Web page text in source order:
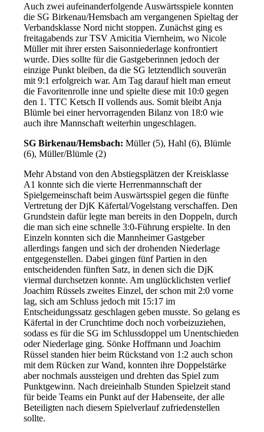
Auch zwei aufeinanderfolgende Auswärtsspiele konnten
die SG Birkenau/Hemsbach am vergangenen Spieltag der
Verbandsklasse Nord nicht stoppen. Zunächst ging es
freitagabends zur TSV Amicitia Viernheim, wo Nicole
Müller mit ihrer ersten Saisonniederlage konfrontiert
wurde. Dies sollte für die Gastgeberinnen jedoch der
einzige Punkt bleiben, da die SG letztendlich souverän
mit 9:1 erfolgreich war. Am Tag darauf hielt man erneut
die Favoritenrolle inne und spielte diese mit 10:0 gegen
den 1. TTC Ketsch II vollends aus. Somit bleibt Anja
Blümle bei einer hervorragenden Bilanz von 18:0 wie
auch ihre Mannschaft weiterhin ungeschlagen.
SG Birkenau/Hemsbach:Müller (5), Hahl (6), Blümle
(6), Müller/Blümle (2)
Mehr Abstand von den Abstiegsplätzen der Kreisklasse
A1 konnte sich die vierte Herrenmannschaft der
Spielgemeinschaft beim Auswärtsspiel gegen die fünfte
Vertretung der DjK Käfertal/Vogelstang verschaffen. Den
Grundstein dafür legte man bereits in den Doppeln, durch
die man sich eine schnelle 3:0-Führung erspielte. In den
Einzeln konnten sich die Mannheimer Gastgeber
allerdings fangen und sich der drohenden Niederlage
entgegenstellen. Dabei gingen fünf Partien in den
entscheidenden fünften Satz, in denen sich die DjK
viermal durchsetzen konnte. Am unglücklichsten verlief
Joachim Rüssels zweites Einzel, der schon mit 2:0 vorne
lag, sich am Schluss jedoch mit 15:17 im
Entscheidungssatz geschlagen geben musste. So gelang es
Käfertal in der Crunchtime doch noch vorbeizuziehen,
sodass es für die SG im Schlussdoppel um Unentschieden
oder Niederlage ging. Sönke Hoffmann und Joachim
Rüssel standen hier beim Rückstand von 1:2 auch schon
mit dem Rücken zur Wand, konnten ihre Doppelstärke
aber nochmals aussteigen und drehten das Spiel zum
Punktgewinn. Nach dreieinhalb Stunden Spielzeit stand
für beide Teams ein Punkt auf der Habenseite, der alle
Beteiligten nach diesem Spielverlauf zufriedenstellen
sollte.